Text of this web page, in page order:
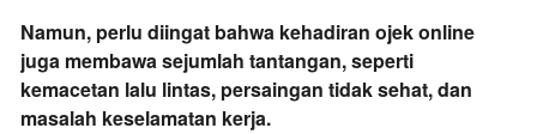
Namun, perlu diingat bahwa kehadiran ojek online
juga membawa sejumlah tantangan, seperti
kemacetan lalu lintas, persaingan tidak sehat, dan
masalah keselamatan kerja.